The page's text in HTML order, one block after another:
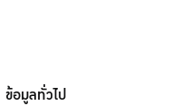
ข้อมูลทั่วไป